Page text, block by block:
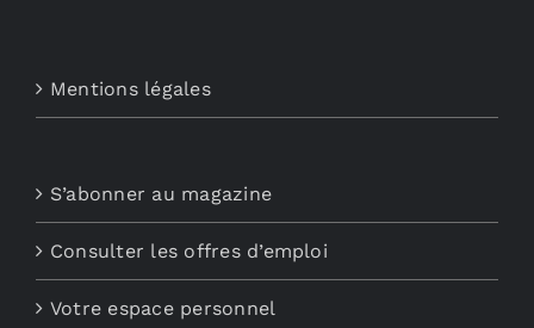
Mentions légales
S’abonner au magazine
Consulter les offres d’emploi
Votre espace personnel